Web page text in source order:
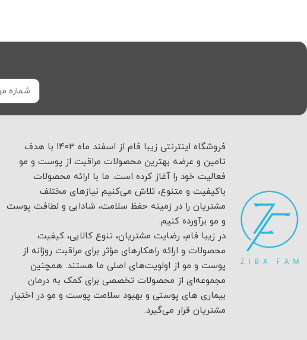
فروشگاه اینترنتی زیبا فام از اسفند ماه ۱۴۰۳ با هدف
تامین و عرضه بهترین محصولات مراقبت از پوست و مو
فعالیت خود را آغاز کرده است. ما با ارائه محصولات
باکیفیت و متنوع، تلاش می‌کنیم نیازهای مختلف
مشتریان را در زمینه حفظ سلامت، شادابی و لطافت پوست
و مو برآورده کنیم.
در زیبا فام، رضایت مشتریان، تنوع کالایی، کیفیت
محصولات و ارائه راهکارهای مؤثر برای مراقبت روزانه از
پوست و مو از اولویت‌های اصلی ما هستند. همچنین
مجموعه‌ای از محصولات تخصصی برای کمک به درمان
بیماری های پوستی و بهبود سلامت پوست و مو در اختیار
مشتریان قرار می‌گیرد.